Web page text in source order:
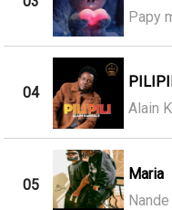
Papy
04
Alain
05
Maria